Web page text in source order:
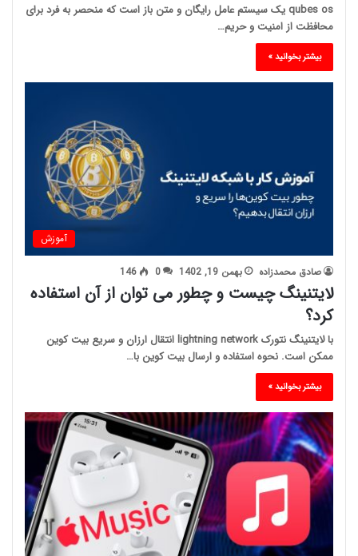
qubes os یک سیستم عامل رایگان و متن باز است که منحصر به فرد برای
محافظت از امنیت و حریم…
بیشتر بخوانید »
آموزش
صادق محمدزاده بهمن 19, 1402 0
146
لایتنینگ چیست و چطور می توان از آن استفاده
کرد؟
با لایتنینگ نتورک lightning network انتقال ارزان و سریع بیت کوین
ممکن است. نحوه استفاده و ارسال بیت کوین با…
بیشتر بخوانید »